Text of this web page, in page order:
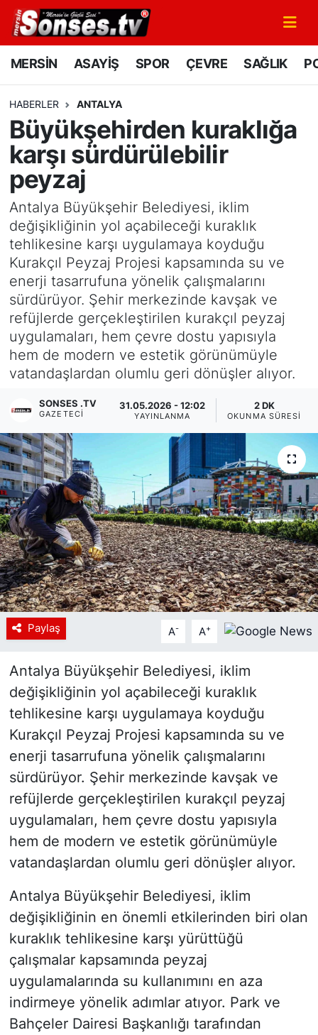
MERSİN ASAYİŞ SPOR ÇEVRE SAĞLIK
HABERLER ANTALYA
Büyükşehirden kuraklığa
karşı sürdürülebilir
peyzaj
Antalya Büyükşehir Belediyesi, iklim
değişikliğinin yol açabileceği kuraklık
tehlikesine karşı uygulamaya koyduğu
Kurakçıl Peyzaj Projesi kapsamında su ve
enerji tasarrufuna yönelik çalışmalarını
sürdürüyor. Şehir merkezinde kavşak ve
refüjlerde gerçekleştirilen kurakçıl peyzaj
uygulamaları, hem çevre dostu yapısıyla
hem de modern ve estetik görünümüyle
vatandaşlardan olumlu geri dönüşler alıyor.
SONSES .TV
GAZETECI
31.05.2026 - 12:02
YAYINLANMA
2 DK
OKUNMA SÜRESI
Paylaş A- A+
Antalya Büyükşehir Belediyesi, iklim
değişikliğinin yol açabileceği kuraklık
tehlikesine karşı uygulamaya koyduğu
Kurakçıl Peyzaj Projesi kapsamında su ve
enerji tasarrufuna yönelik çalışmalarını
sürdürüyor. Şehir merkezinde kavşak ve
refüjlerde gerçekleştirilen kurakçıl peyzaj
uygulamaları, hem çevre dostu yapısıyla
hem de modern ve estetik görünümüyle
vatandaşlardan olumlu geri dönüşler alıyor.
Antalya Büyükşehir Belediyesi, iklim
değişikliğinin en önemli etkilerinden biri olan
kuraklık tehlikesine karşı yürüttüğü
çalışmalar kapsamında peyzaj
uygulamalarında su kullanımını en aza
indirmeye yönelik adımlar atıyor. Park ve
Bahçeler Dairesi Başkanlığı tarafından
MERSİN
SPOR
GÜNÜN MANŞETİ
DÜNYA
KÜLTÜR - SANAT
MAGAZİN
SAĞLIK
Siyaset
YEREL HABER
Haberde insan
Tanıtım
Mersin Nöbetçi Eczaneler
Mersin Namaz Vakitleri
Mersin Trafik Yoğunluk Haritası
Süper Lig Puan Durumu ve Fikstür
Tüm Manşetler
Son Dakika Haberleri
Haber Arşivi